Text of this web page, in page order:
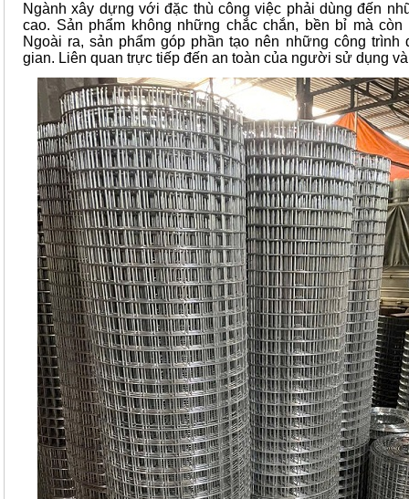
Ngành xây dựng với đặc thù công việc phải dùng đến
cao. Sản phẩm không những chắc chắn, bền bỉ mà
Ngoài ra, sản phẩm góp phần tạo nên những công
gian. Liên quan trực tiếp đến an toàn của người sử dụng